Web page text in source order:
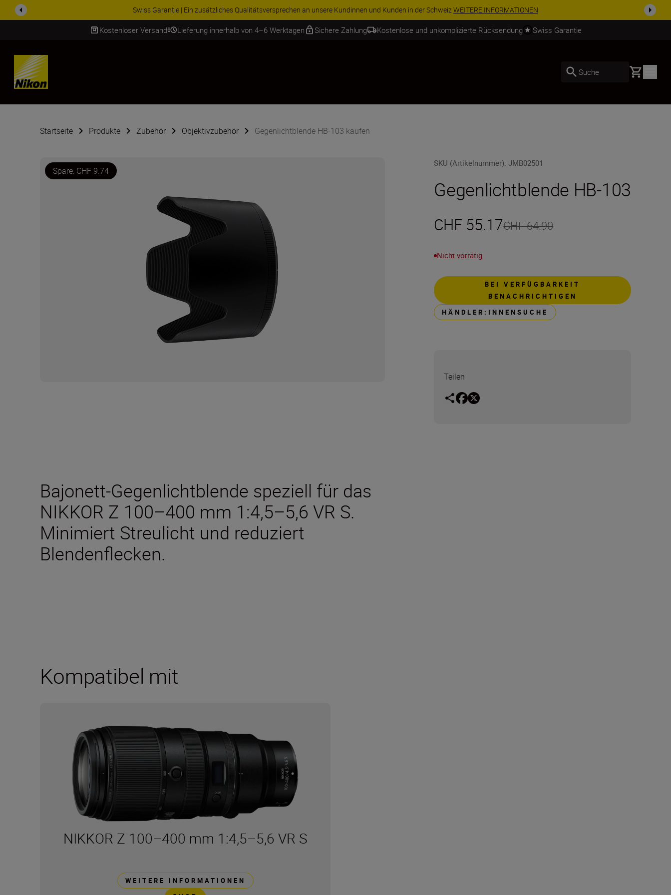
ZUBEHÖR IM ANGEBOT | Sparen Sie 15 % auf ausgewähltes Zubehör und vervollständigen Sie Ihre Ausrüstu...Jetzt einkaufen
Kostenloser Versand Lieferung innerhalb von 4–6 Werktagen Sichere Zahlung Kostenlose und unkomplizierte Rücksendung Swiss Garantie
SKIP
Suche Basket
Startseite Produkte Zubehör Objektivzubehör Gegenlichtblende HB-103 kaufen
Spare: CHF 9.74
SKU (Artikelnummer):JMB02501
Gegenlichtblende HB-103
CHF 55.17CHF 64.90
Nicht vorrätig
BEI VERFÜGBARKEIT
BENACHRICHTIGEN
HÄNDLER:INNENSUCHE
Teilen
Bajonett-Gegenlichtblende speziell für das
NIKKOR Z 100–400 mm 1:4,5–5,6 VR S.
Minimiert Streulicht und reduziert
Blendenflecken.
Kompatibel mit
NIKKOR Z 100–400 mm 1:4,5–5,6 VR S
WEITERE INFORMATIONEN